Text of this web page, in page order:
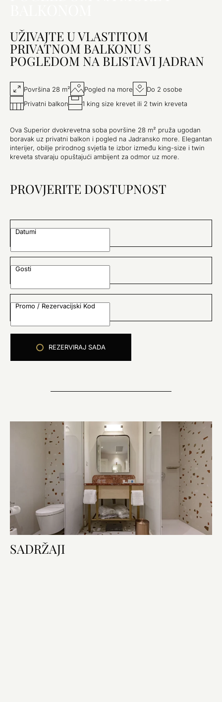
UŽIVAJTE U VLASTITOM
PRIVATNOM BALKONU S
POGLEDOM NA BLISTAVI JADRAN
Površina 28 m² Pogled na more
Do 2 osobe
Privatni balkon
1 king size krevet ili 2 twin kreveta
Ova Superior dvokrevetna soba površine 28 m² pruža ugodan
boravak uz privatni balkon i pogled na Jadransko more. Elegantan
interijer, obilje prirodnog svjetla te izbor između king-size i twin
kreveta stvaraju opuštajući ambijent za odmor uz more.
PROVJERITE DOSTUPNOST
Datumi
Gosti
Promo / Rezervacijski Kod
REZERVIRAJ SADA
SADRŽAJI